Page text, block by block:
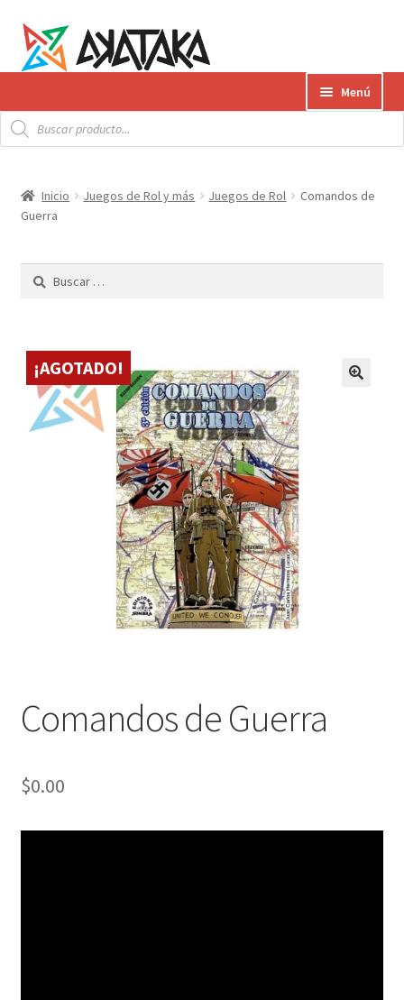
la
navegación
contenido
Menú
Productos
el
hijo
Envíos
AKATAKA BOOKS
Mi cuenta
Búsqueda
de
productos
Inicio Juegos de Rol y más Juegos de Rol
Comandos de
Guerra
¡AGOTADO!
Comandos de Guerra
$0.00
Buscar: